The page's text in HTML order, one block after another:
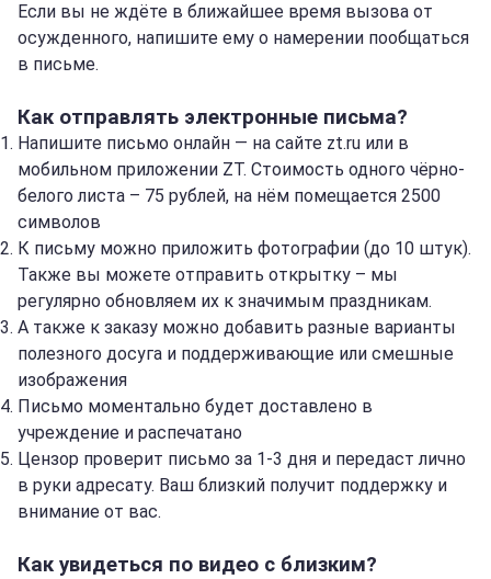
Если вы не ждёте в ближайшее время вызова от
осужденного, напишите ему о намерении пообщаться
в письме.
Как отправлять электронные письма?
Напишите письмо онлайн — на сайте zt.ru или в
мобильном приложении ZT. Стоимость одного чёрно-
белого листа – 75 рублей, на нём помещается 2500
символов
К письму можно приложить фотографии (до 10 штук).
Также вы можете отправить открытку – мы
регулярно обновляем их к значимым праздникам.
А также к заказу можно добавить разные варианты
полезного досуга и поддерживающие или смешные
изображения
Письмо моментально будет доставлено в
учреждение и распечатано
Цензор проверит письмо за 1-3 дня и передаст лично
в руки адресату. Ваш близкий получит поддержку и
внимание от вас.
Как увидеться по видео с близким?